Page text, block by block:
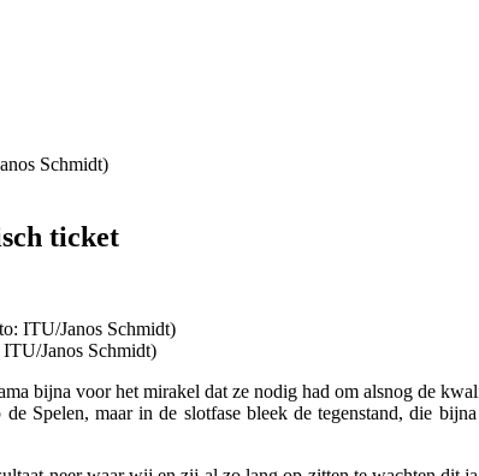
Schmidt)
ticket
Janos Schmidt)
bijna voor het mirakel dat ze nodig had om alsnog de
Spelen, maar in de slotfase bleek de tegenstand, die